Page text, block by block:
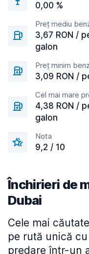
0,00 %
Preț mediu
3,67 RON /
galon
Preț minim
3,09 RON /
Cel mai mare
4,38 RON /
galon
Nota
9,2 / 10
Închirieri de
Dubai
Cele mai
pe rută unică
predare într-un